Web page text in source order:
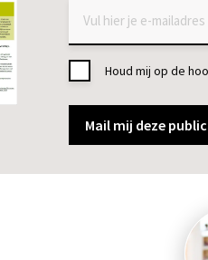
Toestemming
Houd mij op de